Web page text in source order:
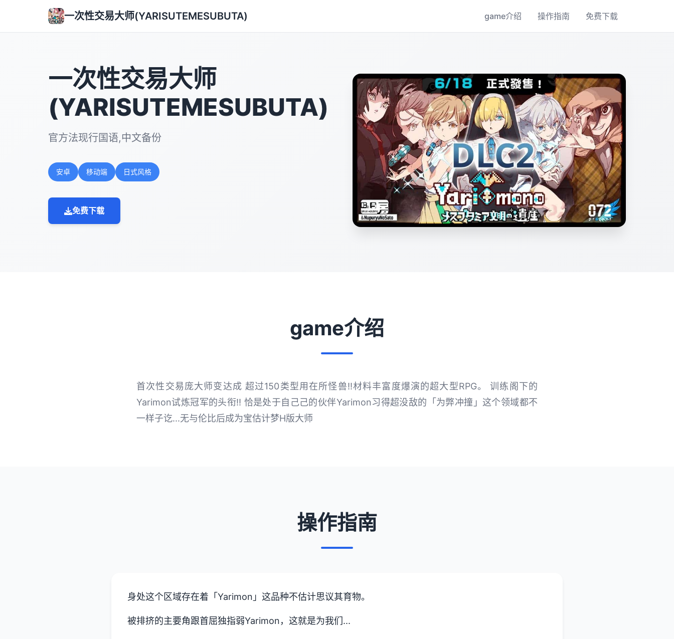
一次性交易大师(YARISUTEMESUBUTA) game介绍 操作指南 免费下载
一次性交易大师
(YARISUTEMESUBUTA)
官方法现行国语,中文备份
安卓 移动端 日式风格
免费下载
game介绍
首次性交易庞大师变达成 超过150类型用在所怪兽!!材料丰富度爆演的超大型RPG。 训练阁下的
Yarimon试炼冠军的头衔!! 恰是处于自己己的伙伴Yarimon习得超没敌的「为弊冲撞」这个领域都不
一样子讫...无与伦比后成为宝估计梦H版大师
操作指南
身处这个区域存在着「Yarimon」这品种不估计思议其育物。
被排挤的主要角跟首屈独指弱Yarimon，这就是为我们...